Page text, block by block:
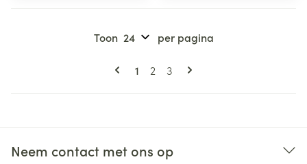
Pagina's
U lees momenteel pagina
1 Pagina
2 Pagina
3
Toon per pagina
Neem contact met ons op